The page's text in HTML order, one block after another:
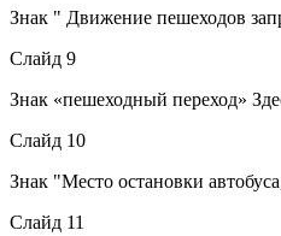
Знак " Движение пешеходов
Слайд 9
Знак «пешеходный переход»
Слайд 10
Знак "Место остановки
Слайд 11